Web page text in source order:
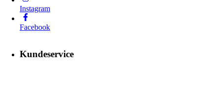
Instagram
Facebook
Kundeservice